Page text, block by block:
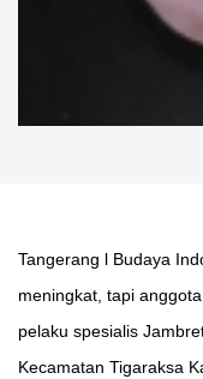
Tangerang l Budaya
meningkat, tapi
pelaku spesialis
Kecamatan Tigaraksa